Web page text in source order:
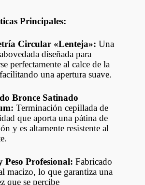
Principales:
Circular «Lenteja»: Una
diseñada para
perfectamente al calce de la
una apertura suave.
Bronce Satinado
Terminación cepillada de
que aporta una pátina de
y es altamente resistente al
Peso Profesional: Fabricado
macizo, lo que garantiza una
que se percibe